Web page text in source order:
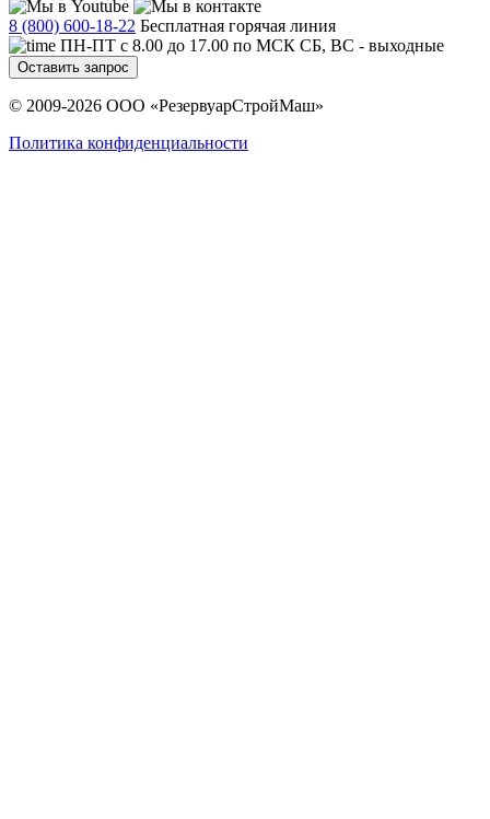
8 (800) 600-18-22 Бесплатная горячая линия
ПН-ПТ с 8.00 до 17.00 по МСК СБ, ВС - выходные
Оставить запрос
© 2009-2026 ООО «РезервуарСтройМаш»
Политика конфиденциальности